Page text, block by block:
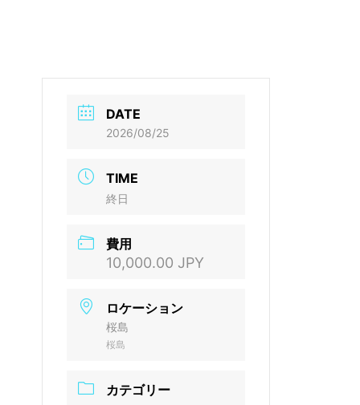
DATE
2026/08/25
TIME
終日
費用
10,000.00 JPY
ロケーション
桜島
桜島
カテゴリー